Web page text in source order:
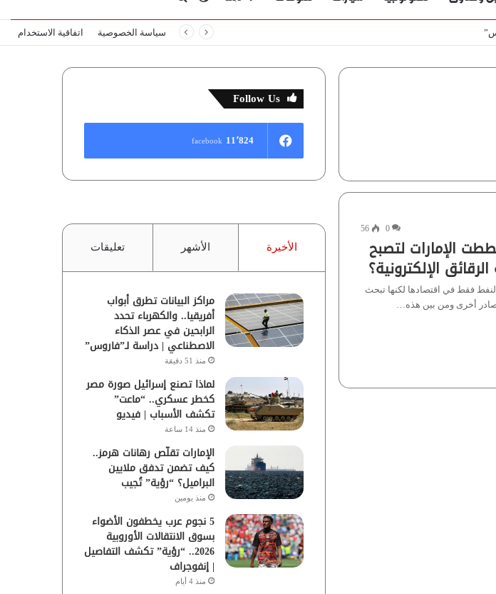
عنالمظلم
سياسة الخصوصية اتفاقية الاستخدام
0
56
الإمارات لتصبح
الإلكترونية؟
فقط في اقتصادها لكنها تبحث
أخرى ومن بين هذه…
Follow Us
11٬824 facebook
الأخيرة الأشهر تعليقات
مراكز البيانات تطرق أبواب
أفريقيا.. والكهرباء تحدد
الرابحين في عصر الذكاء
الاصطناعي | دراسة لـ”فاروس”
منذ 51 دقيقة
لماذا تصنع إسرائيل صورة مصر
كخطر عسكري.. “ماعت”
تكشف الأسباب | فيديو
منذ 14 ساعة
الإمارات تقلّص رهانات هرمز..
كيف تضمن تدفق ملايين
البراميل؟ “رؤية” تُجيب
منذ يومين
5 نجوم عرب يخطفون الأضواء
بسوق الانتقالات الأوروبية
2026.. “رؤية” تكشف التفاصيل
| إنفوجراف
منذ 4 أيام